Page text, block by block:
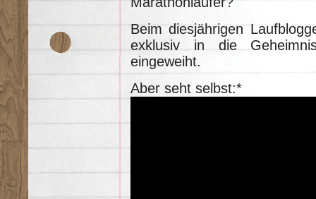
Beim diesjährigen
exklusiv in die
eingeweiht.
Aber seht selbst:*